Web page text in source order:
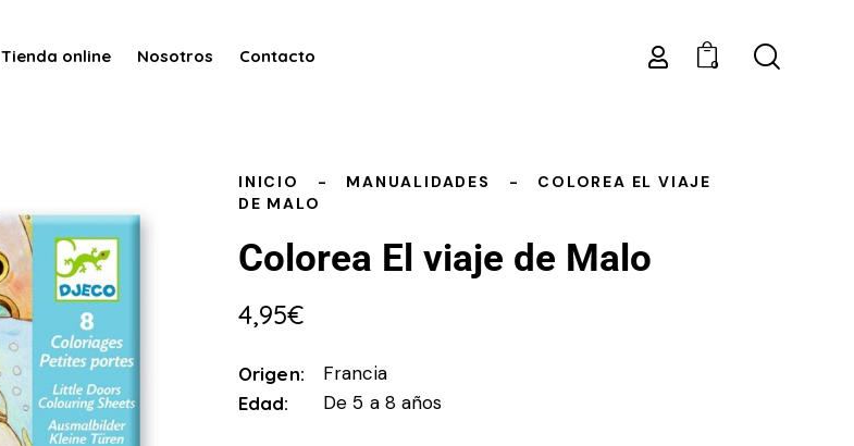
Tienda online Nosotros Contacto 0
INICIO MANUALIDADES
COLOREA EL VIAJE
DE MALO
Colorea El viaje de Malo
4,95€
Origen Francia
Edad De 5 a 8 años